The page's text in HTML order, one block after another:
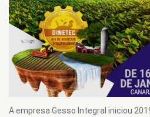
A empresa Gesso Integral iniciou